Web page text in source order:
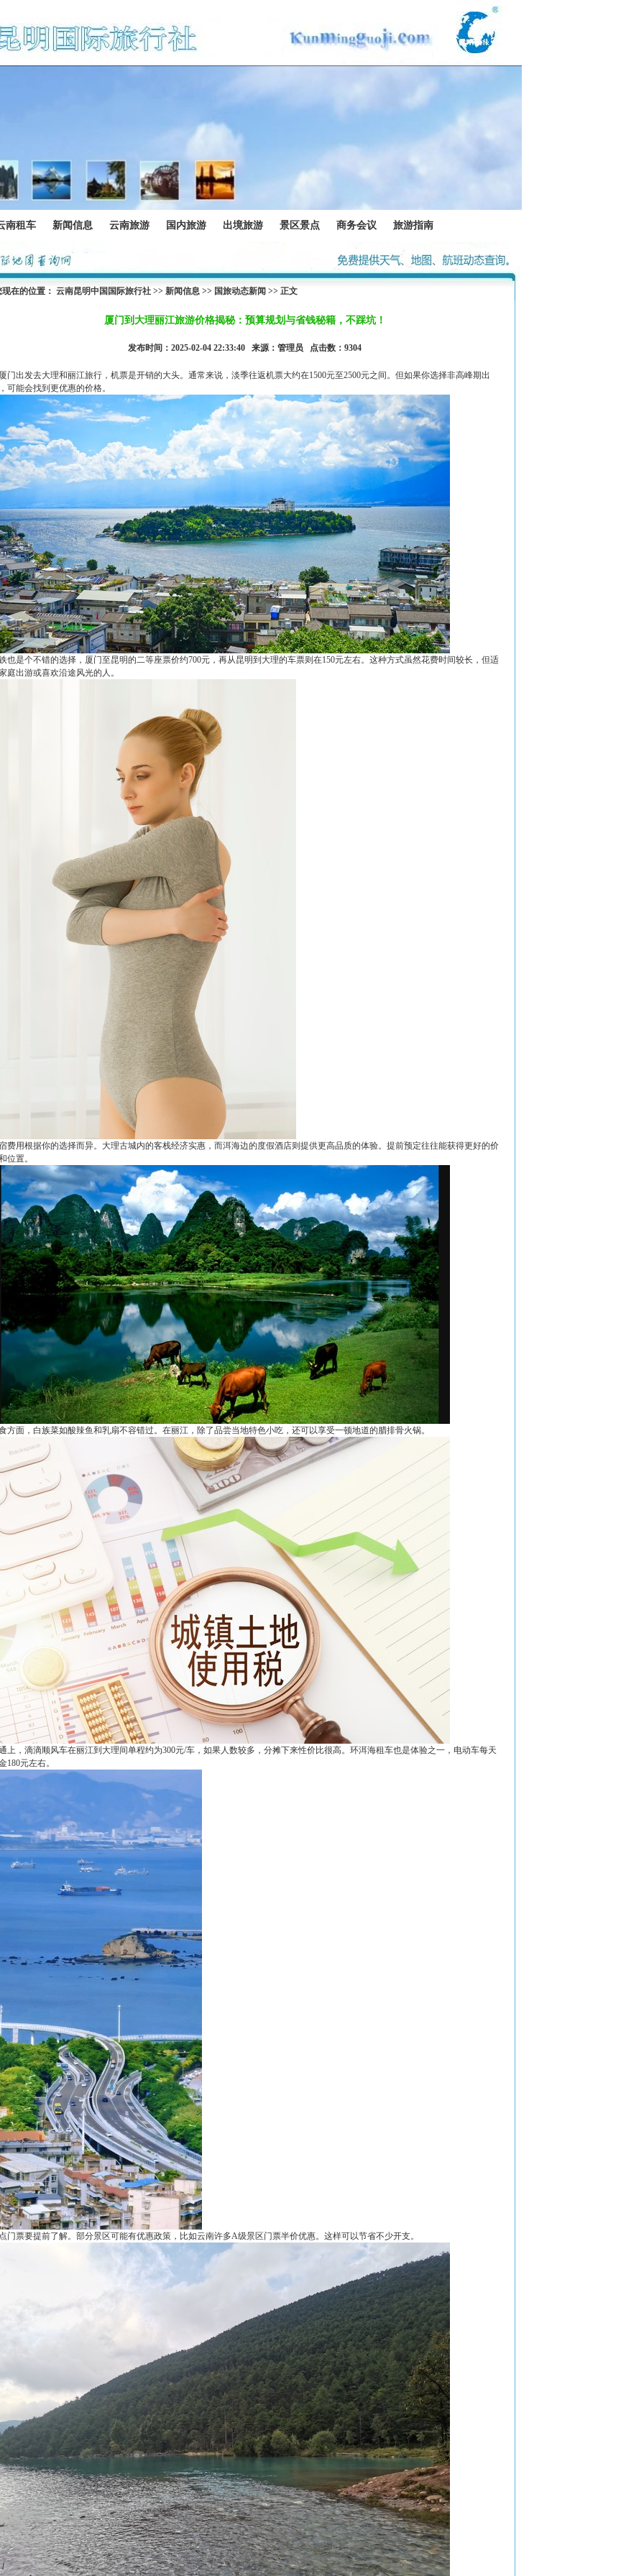
南租车 新闻信息 云南旅游 国内旅游 出境旅游 景区景点 商务会议 旅游指南
在的位置： 云南昆明中国国际旅行社>> 新闻信息>> 国旅动态新闻 >> 正文
厦门到大理丽江旅游价格揭秘：预算规划与省钱秘籍，不踩坑！
发布时间：2025-02-04 22:33:40 来源：管理员 点击数：9304
门出发去大理和丽江旅行，机票是开销的大头。通常来说，淡季往返机票大约在1500元至2500元之间。但如果你选择非高峰期出
可能会找到更优惠的价格。
也是个不错的选择，厦门至昆明的二等座票价约700元，再从昆明到大理的车票则在150元左右。这种方式虽然花费时间较长，但适
庭出游或喜欢沿途风光的人。
费用根据你的选择而异。大理古城内的客栈经济实惠，而洱海边的度假酒店则提供更高品质的体验。提前预定往往能获得更好的价
位置。
方面，白族菜如酸辣鱼和乳扇不容错过。在丽江，除了品尝当地特色小吃，还可以享受一顿地道的腊排骨火锅。
上，滴滴顺风车在丽江到大理间单程约为300元/车，如果人数较多，分摊下来性价比很高。环洱海租车也是体验之一，电动车每天
180元左右。
门票要提前了解。部分景区可能有优惠政策，比如云南许多A级景区门票半价优惠。这样可以节省不少开支。